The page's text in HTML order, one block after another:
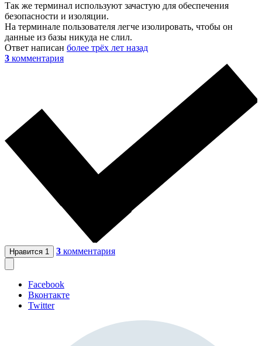
Так же терминал используют зачастую для обеспечения
безопасности и изоляции.
На терминале пользователя легче изолировать, чтобы он
данные из базы никуда не слил.
Ответ написан более трёх лет назад
3 комментария
Нравится 1 3 комментария
Facebook
Вконтакте
Twitter